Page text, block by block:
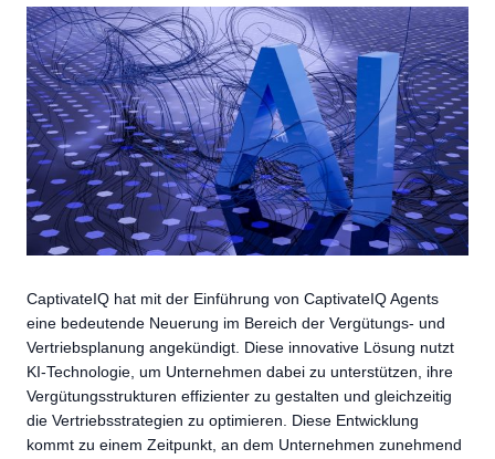
CaptivateIQ hat mit der Einführung von CaptivateIQ Agents
eine bedeutende Neuerung im Bereich der Vergütungs- und
Vertriebsplanung angekündigt. Diese innovative Lösung nutzt
KI-Technologie, um Unternehmen dabei zu unterstützen, ihre
Vergütungsstrukturen effizienter zu gestalten und gleichzeitig
die Vertriebsstrategien zu optimieren. Diese Entwicklung
kommt zu einem Zeitpunkt, an dem Unternehmen zunehmend